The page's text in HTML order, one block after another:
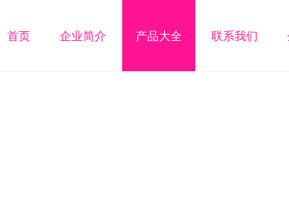
首页 企业简介 产品大全 联系我们